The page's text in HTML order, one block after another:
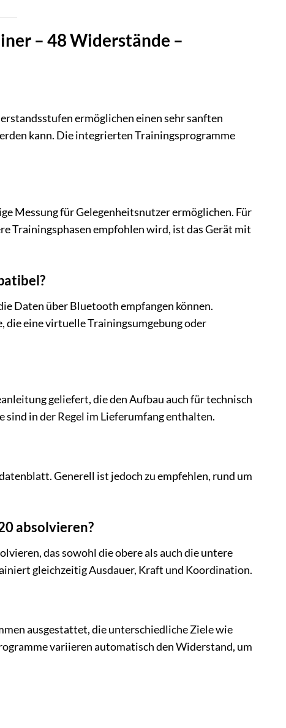
– 48 Widerstände –
ermöglichen einen sehr sanften
kann. Die integrierten Trainingsprogramme
Messung für Gelegenheitsnutzer ermöglichen. Für
Trainingsphasen empfohlen wird, ist das Gerät mit
Daten über Bluetooth empfangen können.
die eine virtuelle Trainingsumgebung oder
geliefert, die den Aufbau auch für technisch
in der Regel im Lieferumfang enthalten.
Generell ist jedoch zu empfehlen, rund um
absolvieren?
das sowohl die obere als auch die untere
gleichzeitig Ausdauer, Kraft und Koordination.
ausgestattet, die unterschiedliche Ziele wie
variieren automatisch den Widerstand, um